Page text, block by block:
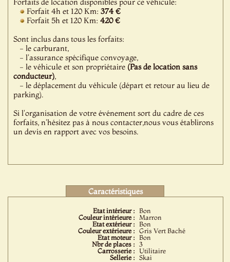
Forfait 4h et 120 Km:374 €
Forfait 5h et 120 Km:420 €
Sont inclus dans tous les forfaits:
- le carburant,
- l'assurance spécifique convoyage,
- le véhicule et son propriétaire (Pas de location sans
conducteur),
- le déplacement du véhicule (départ et retour au lieu de
parking).
Si l'organisation de votre événement sort du cadre de ces
forfaits, n'hésitez pas à nous contacter,nous vous établirons
un devis en rapport avec vos besoins.
Caractéristiques
Etat intérieur : Bon
Couleur intérieure :
Marron
Etat extérieur : Bon
Couleur extérieure : Gris Vert Baché
Etat moteur : Bon
Nbr de places : 3
Carrosserie : Utilitaire
Sellerie : Skai